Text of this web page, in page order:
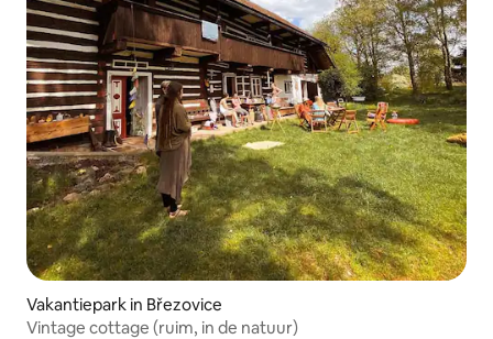
Vakantiepark in Březovice
Vintage cottage (ruim, in de natuur)